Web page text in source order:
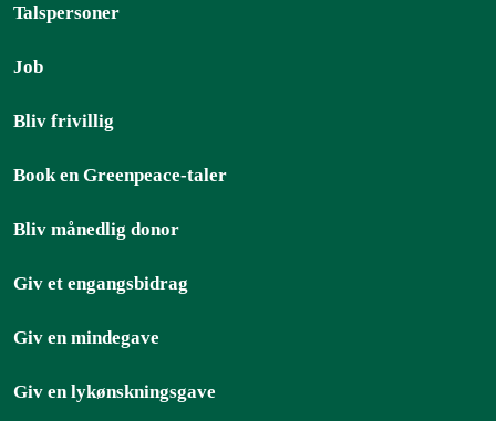
Talspersoner
Job
Bliv frivillig
Book en Greenpeace-taler
Bliv månedlig donor
Giv et engangsbidrag
Giv en mindegave
Giv en lykønskningsgave